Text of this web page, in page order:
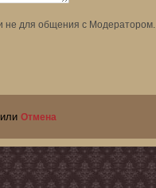
не для общения с Модератором.
или Отмена